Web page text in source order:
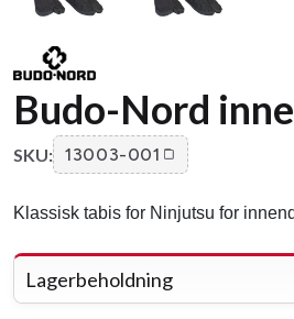
Budo-Nord
SKU: 13003-001
Klassisk tabis for Ninjutsu for
Lagerbeholdning